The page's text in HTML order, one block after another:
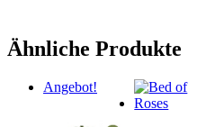
Ähnliche Produkte
Angebot!